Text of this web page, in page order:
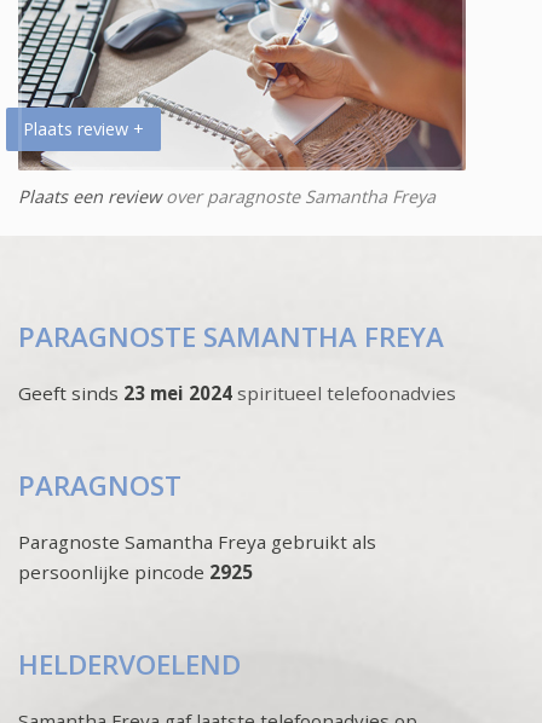
Plaats review +
Plaats een reviewover paragnoste Samantha Freya
PARAGNOSTE SAMANTHA FREYA
Geeft sinds 23 mei 2024 spiritueel telefoonadvies
PARAGNOST
Paragnoste Samantha Freya gebruikt als
persoonlijke pincode 2925
HELDERVOELEND